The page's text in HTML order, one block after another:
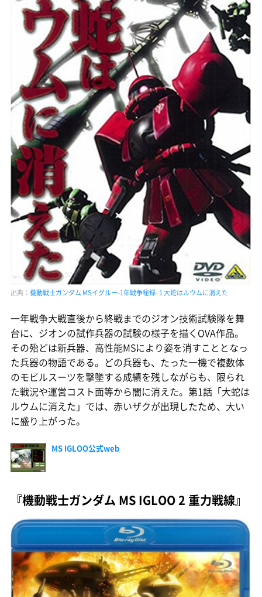
出典： 機動戦士ガンダム MSイグルー-1年戦争秘録- 1 大蛇はルウムに消えた
一年戦争大戦直後から終戦までのジオン技術試験隊を舞
台に、ジオンの試作兵器の試験の様子を描くOVA作品。
その殆どは新兵器、高性能MSにより姿を消すこととなっ
た兵器の物語である。どの兵器も、たった一機で複数体
のモビルスーツを撃墜する成績を残しながらも、限られ
た戦況や運営コスト面等から闇に消えた。第1話「大蛇は
ルウムに消えた」では、赤いザクが出現したため、大い
に盛り上がった。
MS IGLOO公式web
『機動戦士ガンダム MS IGLOO 2 重力戦線』